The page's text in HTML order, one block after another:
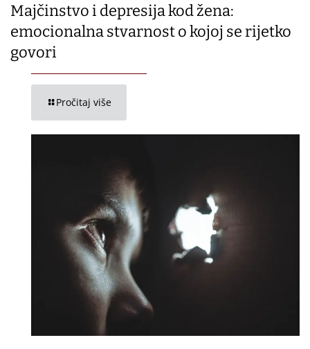
Majčinstvo i depresija kod žena:
emocionalna stvarnost o kojoj se rijetko
govori
Pročitaj više